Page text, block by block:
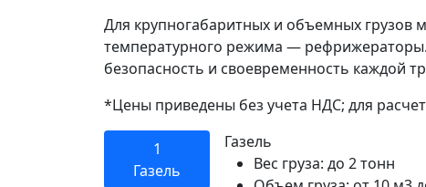
Для крупногабаритных и объемных грузов
температурного режима — рефрижераторы.
безопасность и своевременность каждой
*Цены приведены без учета НДС; для
1
Газель
Газель
Вес груза: до 2 тонн